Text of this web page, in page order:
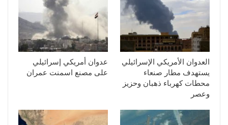
العدوان الأمريكي الإسرائيلي
يستهدف مطار صنعاء
محطات كهرباء ذهبان وحزيز
وعصر
عدوان أمريكي إسرائيلي
على مصنع اسمنت عمران